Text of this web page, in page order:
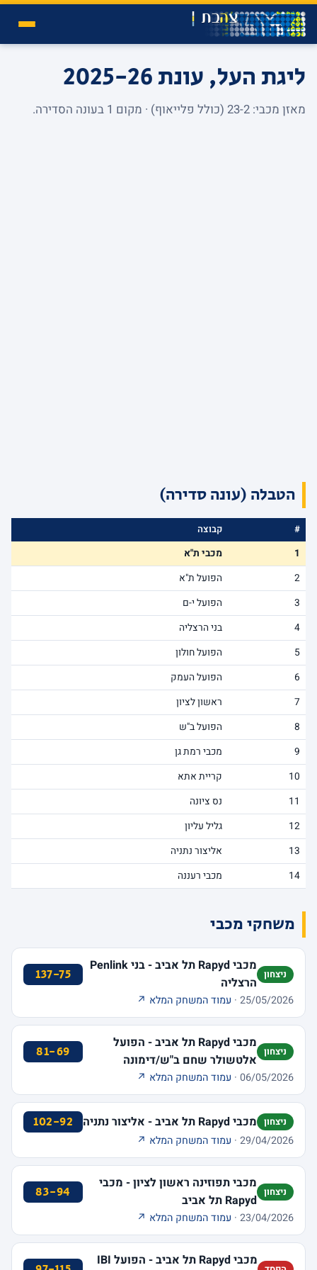
ליגת העל, עונת 2025-26
מאזן מכבי: 23-2 (כולל פלייאוף) · מקום 1 בעונה הסדירה.
הטבלה (עונה סדירה)
#
קבוצה
1
מכבי ת"א
2
הפועל ת"א
3
הפועל י-ם
4
בני הרצליה
5
הפועל חולון
6
הפועל העמק
7
ראשון לציון
8
הפועל ב"ש
9
מכבי רמת גן
10
קריית אתא
11
נס ציונה
12
גליל עליון
13
אליצור נתניה
14
מכבי רעננה
משחקי מכבי
ניצחון
מכבי Rapyd תל אביב - בני Penlink
הרצליה
137-75
25/05/2026 · עמוד המשחק המלא ↗
ניצחון
מכבי Rapyd תל אביב - הפועל
אלטשולר שחם ב"ש/דימונה
81-69
06/05/2026 · עמוד המשחק המלא ↗
ניצחון מכבי Rapyd תל אביב - אליצור נתניה 102-92
29/04/2026 · עמוד המשחק המלא ↗
ניצחון
מכבי תפוזינה ראשון לציון - מכבי
Rapyd תל אביב
83-94
23/04/2026 · עמוד המשחק המלא ↗
מכבי Rapyd תל אביב - הפועל IBI